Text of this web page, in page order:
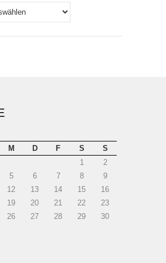
M D F S
S
1
2
5 6 7 8
9
12 13 14 15
16
19 20 21 22
23
26 27 28 29
30